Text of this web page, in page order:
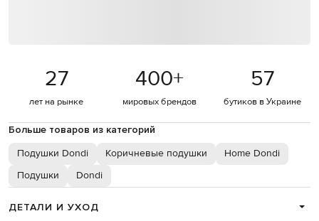
27
лет на рынке
400+
мировых брендов
57
бутиков в Украине
Больше товаров из категорий
Подушки Dondi Коричневые подушки
Home Dondi
Подушки
Dondi
ДЕТАЛИ И УХОД